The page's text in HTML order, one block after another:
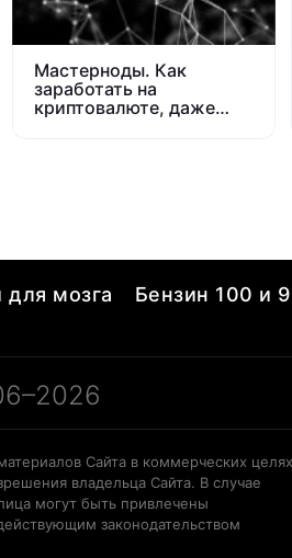
Мастерноды. Как
заработать на
криптовалюте, даже
для мозга Бензин 100 и
Сайта в коммерческих целях
владельца Сайта. В случае
могут быть привлечены
законодательством